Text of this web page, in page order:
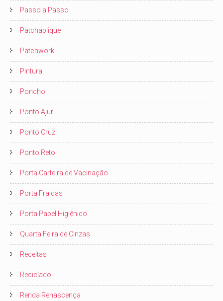
Passo a Passo
Patchaplique
Patchwork
Pintura
Poncho
Ponto Ajur
Ponto Cruz
Ponto Reto
Porta Carteira de Vacinação
Porta Fraldas
Porta Papel Higiênico
Quarta Feira de Cinzas
Receitas
Reciclado
Renda Renascença